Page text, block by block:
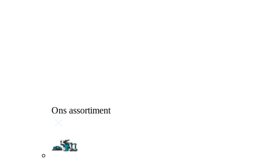
Ons assortiment